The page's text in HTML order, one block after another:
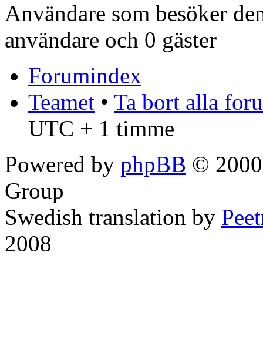
Användare som besöker
användare och 0 gäster
Forumindex
Teamet • Ta bort alla
UTC + 1 timme
Powered by phpBB ©
Group
Swedish translation by
2008